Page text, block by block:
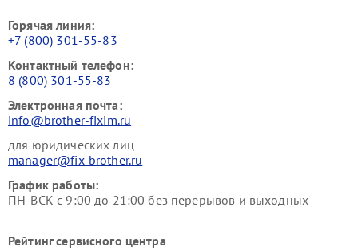
Горячая линия:
+7 (800) 301-55-83
Контактный телефон:
8 (800) 301-55-83
Электронная почта:
info@brother-fixim.ru
для юридических лиц
manager@fix-brother.ru
График работы:
ПН-ВСК с 9:00 до 21:00 без перерывов и выходных
Рейтинг сервисного центра